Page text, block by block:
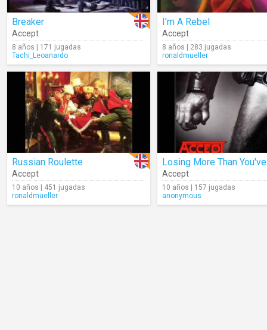
Breaker
Accept
8 años | 171 jugadas
Tachi_Leoanardo
I'm A Rebel
Accept
8 años | 283 jugadas
ronaldmueller
Russian Roulette
Accept
10 años | 451 jugadas
ronaldmueller
Accept
10 años | 157 jugadas
anonymous